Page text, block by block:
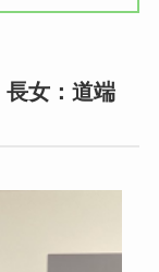
女：道端